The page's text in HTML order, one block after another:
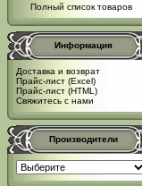
Полный список товаров
Информация
Доставка и возврат
Прайс-лист (Excel)
Прайс-лист (HTML)
Свяжитесь с нами
Производители